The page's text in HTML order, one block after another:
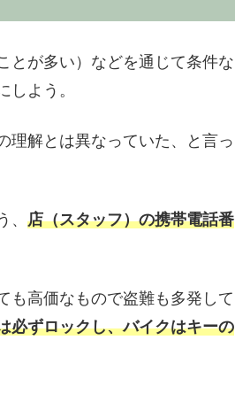
とが多い）などを通じて条件な
しよう。
理解とは異なっていた、と言っ
店（スタッフ）の携帯電話番
も高価なもので盗難も多発して
必ずロックし、バイクはキーの